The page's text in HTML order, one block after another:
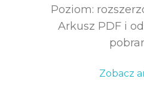
Poziom:
Arkusz PDF i
Zobacz